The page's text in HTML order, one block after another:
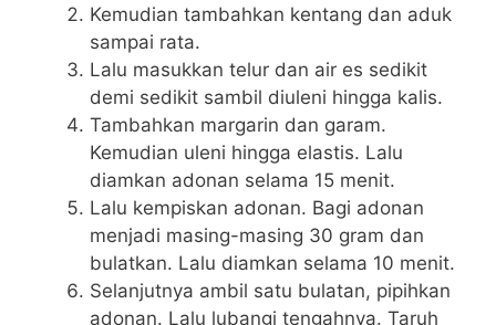
Kemudian tambahkan kentang dan aduk
sampai rata.
Lalu masukkan telur dan air es sedikit
demi sedikit sambil diuleni hingga kalis.
Tambahkan margarin dan garam.
Kemudian uleni hingga elastis. Lalu
diamkan adonan selama 15 menit.
Lalu kempiskan adonan. Bagi adonan
menjadi masing-masing 30 gram dan
bulatkan. Lalu diamkan selama 10 menit.
Selanjutnya ambil satu bulatan, pipihkan
adonan. Lalu lubangi tengahnya. Taruh